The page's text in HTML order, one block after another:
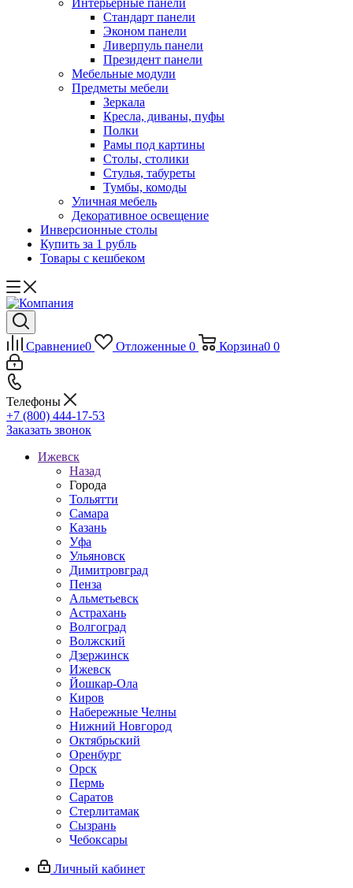
Интерьерные панели
Стандарт панели
Эконом панели
Ливерпуль панели
Президент панели
Мебельные модули
Предметы мебели
Зеркала
Кресла, диваны, пуфы
Полки
Рамы под картины
Столы, столики
Стулья, табуреты
Тумбы, комоды
Уличная мебель
Декоративное освещение
Инверсионные столы
Купить за 1 рубль
Товары с кешбеком
Сравнение0 Отложенные 0 Корзина0 0
Телефоны
+7 (800) 444-17-53
Заказать звонок
Ижевск
Назад
Города
Тольятти
Самара
Казань
Уфа
Ульяновск
Димитровград
Пенза
Альметьевск
Астрахань
Волгоград
Волжский
Дзержинск
Ижевск
Йошкар-Ола
Киров
Набережные Челны
Нижний Новгород
Октябрьский
Оренбург
Орск
Пермь
Саратов
Стерлитамак
Сызрань
Чебоксары
Личный кабинет